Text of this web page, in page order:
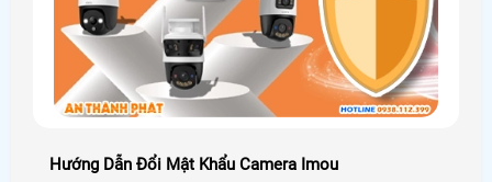
Hướng Dẫn Đổi Mật Khẩu Camera Imou